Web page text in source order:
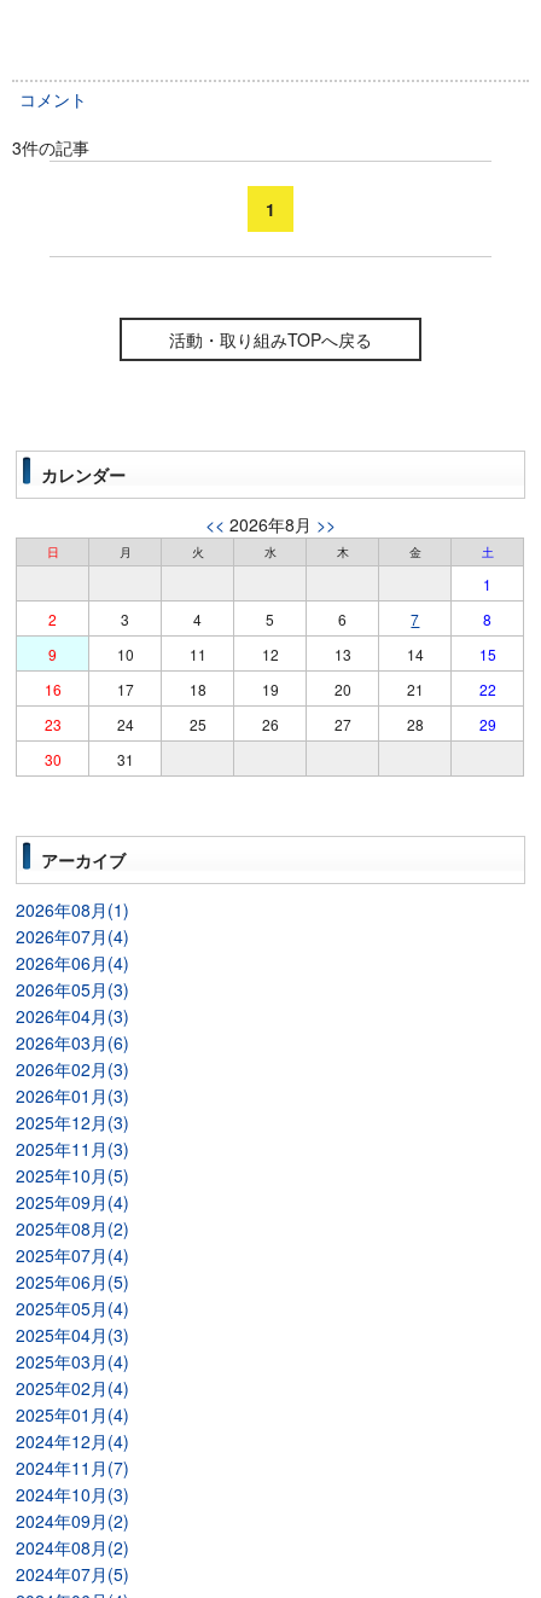
コメント
3件の記事
1
活動・取り組みTOPへ戻る
カレンダー
<< 2026年8月 >>
日 月 火 水 木 金 土
1
2
3 4 5 6 7
8
9
10 11 12 13 14
15
16
17 18 19 20 21
22
23
24 25 26 27 28
29
30
31
アーカイブ
2026年08月(1)
2026年07月(4)
2026年06月(4)
2026年05月(3)
2026年04月(3)
2026年03月(6)
2026年02月(3)
2026年01月(3)
2025年12月(3)
2025年11月(3)
2025年10月(5)
2025年09月(4)
2025年08月(2)
2025年07月(4)
2025年06月(5)
2025年05月(4)
2025年04月(3)
2025年03月(4)
2025年02月(4)
2025年01月(4)
2024年12月(4)
2024年11月(7)
2024年10月(3)
2024年09月(2)
2024年08月(2)
2024年07月(5)